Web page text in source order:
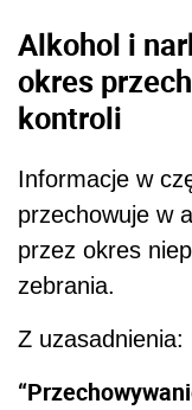
Alkohol i
okres
kontroli
Informacje w
przechowuje w
przez okres
zebrania.
Z uzasadnienia: